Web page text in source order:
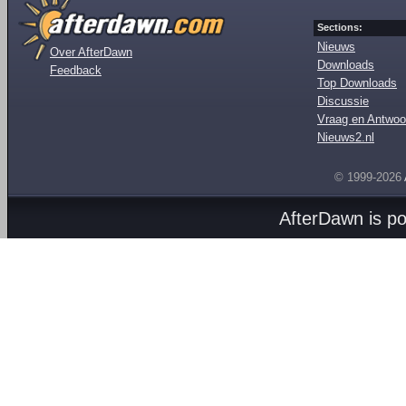
Over AfterDawn
Feedback
Sections:
Nieuws
Downloads
Top Downloads
Discussie
Vraag en
Nieuws2.nl
© 1999-2026
AfterDawn is